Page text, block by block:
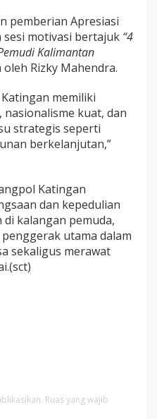
pemberian Apresiasi
sesi motivasi bertajuk “4
Kalimantan
Rizky Mahendra.
memiliki
kuat, dan
strategis seperti
berkelanjutan,”
Katingan
dan kepedulian
kalangan pemuda,
utama dalam
sekaligus merawat
Ruas yang wajib